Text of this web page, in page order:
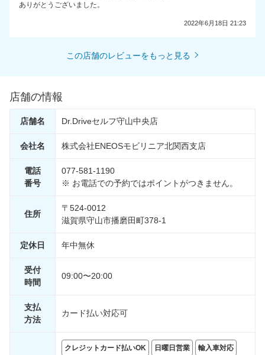
ありがとうございました。
2022年6月18日 21:23
この店舗のレビューをもっと見る
店舗の情報
店舗名 Dr.Driveセルフ守山中央店
会社名 株式会社ENEOSモビリニア北関西支店
電話
番号
077-581-1190
※ お電話での予約ではポイントがつきません。
住所
〒524-0012
滋賀県守山市播磨田町378-1
定休日 年中無休
受付
時間
09:00〜20:00
支払
方法
カード払い対応可
クレジットカード払いOK 日曜日営業 輸入車対応